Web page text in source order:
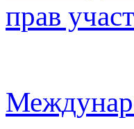
прав